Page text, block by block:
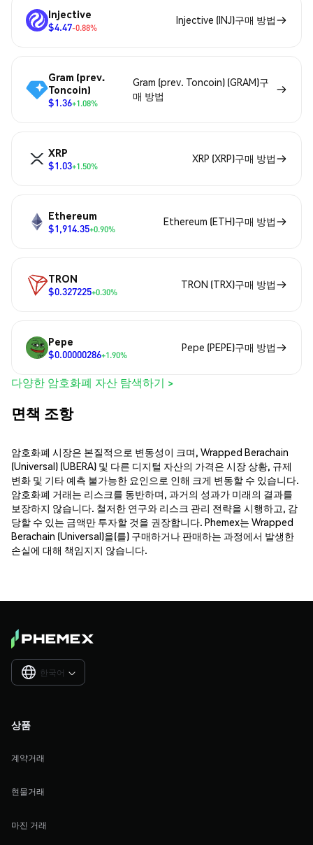
Injective
$4.47-0.88%
Injective (INJ)구매 방법
Gram (prev.
Toncoin)
$1.36+1.08%
Gram (prev. Toncoin) (GRAM)구
매 방법
XRP
$1.03+1.50%
XRP (XRP)구매 방법
Ethereum
$1,914.35+0.90%
Ethereum (ETH)구매 방법
TRON
$0.327225+0.30%
TRON (TRX)구매 방법
Pepe
$0.00000286+1.90%
Pepe (PEPE)구매 방법
다양한 암호화폐 자산 탐색하기 >
면책 조항
암호화폐 시장은 본질적으로 변동성이 크며, Wrapped Berachain
(Universal) (UBERA) 및 다른 디지털 자산의 가격은 시장 상황, 규제
변화 및 기타 예측 불가능한 요인으로 인해 크게 변동할 수 있습니다.
암호화폐 거래는 리스크를 동반하며, 과거의 성과가 미래의 결과를
보장하지 않습니다. 철저한 연구와 리스크 관리 전략을 시행하고, 감
당할 수 있는 금액만 투자할 것을 권장합니다. Phemex는 Wrapped
Berachain (Universal)을(를) 구매하거나 판매하는 과정에서 발생한
손실에 대해 책임지지 않습니다.
한국어 
상품
계약거래
현물거래
마진 거래